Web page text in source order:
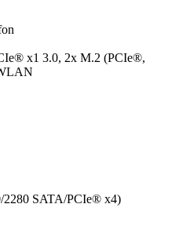
x1 3.0, 2x M.2 (PCIe®,
2280 SATA/PCIe® x4)